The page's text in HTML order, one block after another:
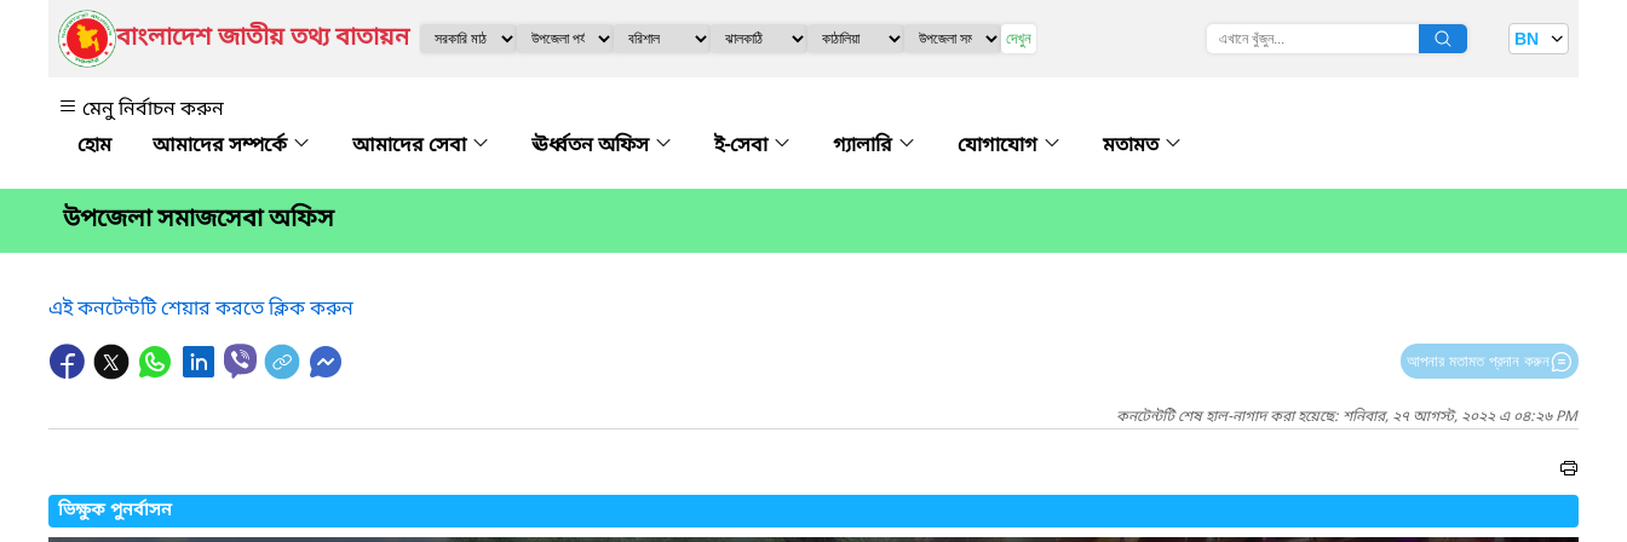
বাংলাদেশ জাতীয় তথ্য বাতায়ন দেখুন BN
মেনু নির্বাচন করুন
আমাদের সম্পর্কে
আমাদের সেবা ঊর্ধ্বতন অফিস ই-সেবা গ্যালারি যোগাযোগ মতামত
উপজেলা সমাজসেবা অফিস
এই কনটেন্টটি শেয়ার করতে ক্লিক করুন
আপনার মতামত প্রদান করুন
কনটেন্টটি শেষ হাল-নাগাদ করা হয়েছে: শনিবার, ২৭ আগস্ট, ২০২২ এ ০৪:২৬ PM
ভিক্ষুক পুনর্বাসন